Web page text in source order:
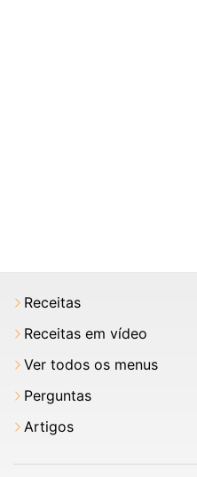
Receitas
Receitas em vídeo
Ver todos os menus
Perguntas
Artigos